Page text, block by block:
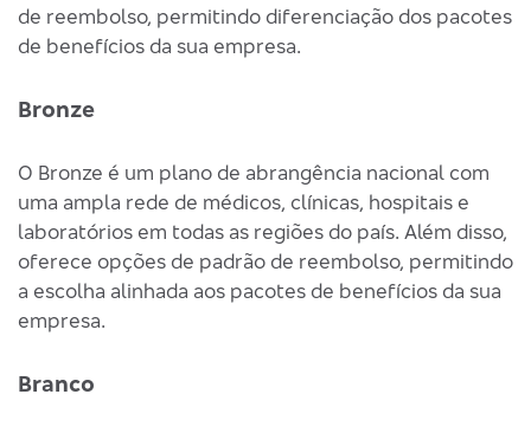
de reembolso, permitindo diferenciação dos pacotes
de benefícios da sua empresa.
Bronze
O Bronze é um plano de abrangência nacional com
uma ampla rede de médicos, clínicas, hospitais e
laboratórios em todas as regiões do país. Além disso,
oferece opções de padrão de reembolso, permitindo
a escolha alinhada aos pacotes de benefícios da sua
empresa.
Branco